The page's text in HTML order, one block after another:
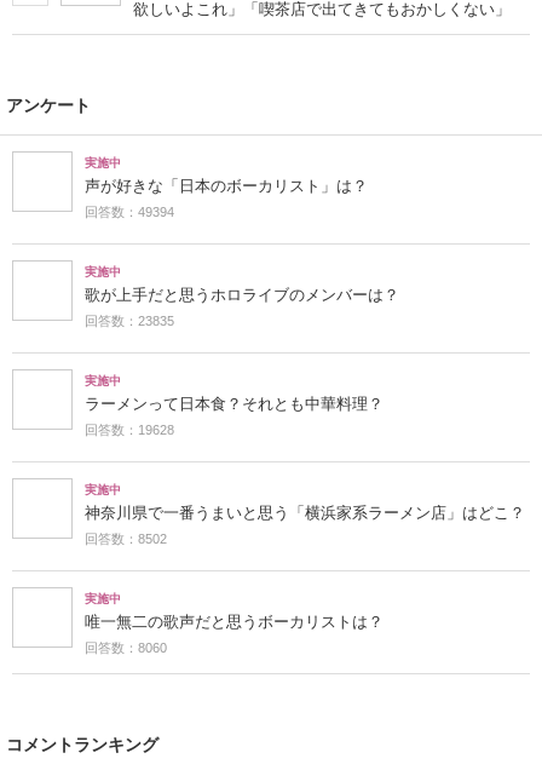
欲しいよこれ」「喫茶店で出てきてもおかしくない」
アンケート
実施中
声が好きな「日本のボーカリスト」は？
回答数：49394
実施中
歌が上手だと思うホロライブのメンバーは？
回答数：23835
実施中
ラーメンって日本食？それとも中華料理？
回答数：19628
実施中
神奈川県で一番うまいと思う「横浜家系ラーメン店」はどこ？
回答数：8502
実施中
唯一無二の歌声だと思うボーカリストは？
回答数：8060
コメントランキング